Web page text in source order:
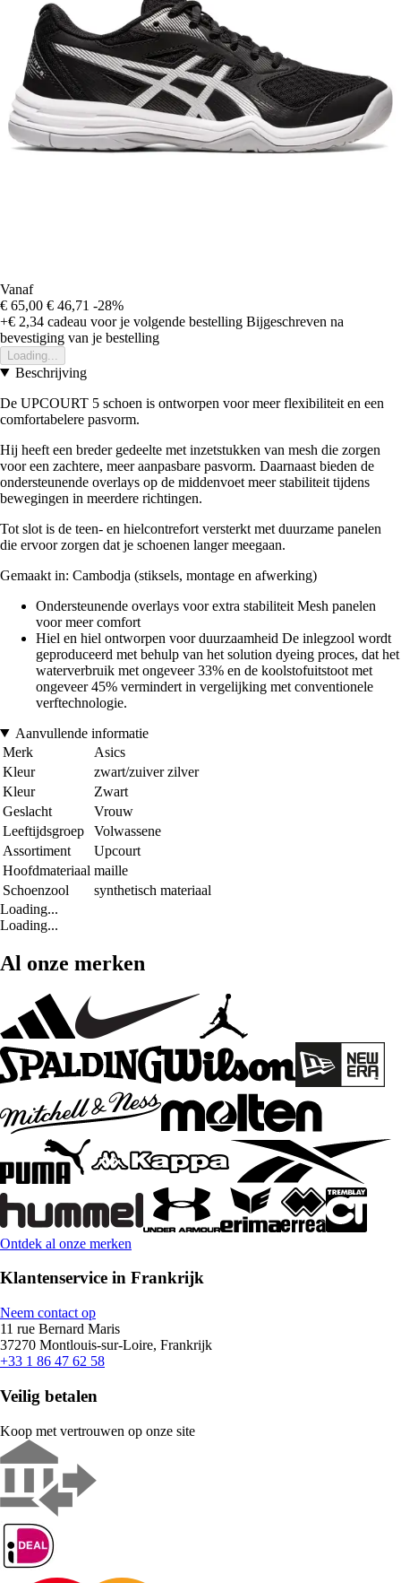
Vanaf
€ 65,00 € 46,71 -28%
+€ 2,34 cadeau voor je volgende bestelling Bijgeschreven na
bevestiging van je bestelling
Loading...
Beschrijving
De UPCOURT 5 schoen is ontworpen voor meer flexibiliteit en een
comfortabelere pasvorm.
Hij heeft een breder gedeelte met inzetstukken van mesh die zorgen
voor een zachtere, meer aanpasbare pasvorm. Daarnaast bieden de
ondersteunende overlays op de middenvoet meer stabiliteit tijdens
bewegingen in meerdere richtingen.
Tot slot is de teen- en hielcontrefort versterkt met duurzame panelen
die ervoor zorgen dat je schoenen langer meegaan.
Gemaakt in: Cambodja (stiksels, montage en afwerking)
Ondersteunende overlays voor extra stabiliteit Mesh panelen
voor meer comfort
Hiel en hiel ontworpen voor duurzaamheid De inlegzool wordt
geproduceerd met behulp van het solution dyeing proces, dat het
waterverbruik met ongeveer 33% en de koolstofuitstoot met
ongeveer 45% vermindert in vergelijking met conventionele
verftechnologie.
Aanvullende informatie
Merk
Asics
Kleur
zwart/zuiver zilver
Kleur
Zwart
Geslacht
Vrouw
Leeftijdsgroep
Volwassene
Assortiment
Upcourt
Hoofdmateriaal maille
Schoenzool
synthetisch materiaal
Loading...
Loading...
Al onze merken
Ontdek al onze merken
Klantenservice in Frankrijk
Neem contact op
11 rue Bernard Maris
37270 Montlouis-sur-Loire, Frankrijk
+33 1 86 47 62 58
Veilig betalen
Koop met vertrouwen op onze site